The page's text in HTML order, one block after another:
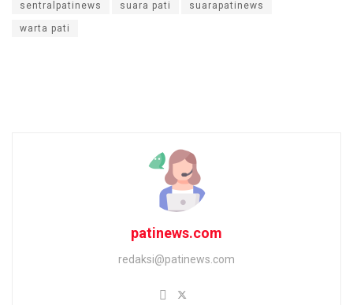
sentralpatinews suara pati suarapatinews
warta pati
patinews.com
redaksi@patinews.com